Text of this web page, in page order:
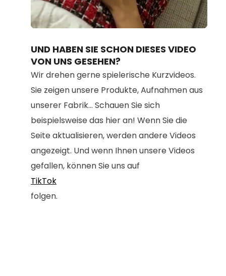
Unmute Loaded
100.00%
UND HABEN SIE SCHON DIESES VIDEO
VON UNS GESEHEN?
Wir drehen gerne spielerische Kurzvideos.
Sie zeigen unsere Produkte, Aufnahmen aus
unserer Fabrik... Schauen Sie sich
beispielsweise das hier an! Wenn Sie die
Seite aktualisieren, werden andere Videos
angezeigt. Und wenn Ihnen unsere Videos
gefallen, können Sie uns auf
TikTok
folgen.